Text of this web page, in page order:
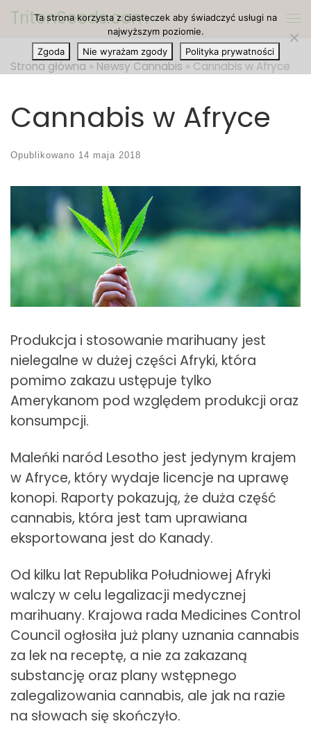
Przejdź do treści
TritonSeeds.com
Strona główna » Newsy Cannabis » Cannabis w Afryce
Cannabis w Afryce
Opublikowano 14 maja 2018
Produkcja i stosowanie marihuany jest
nielegalne w dużej części Afryki, która
pomimo zakazu ustępuje tylko
Amerykanom pod względem produkcji oraz
konsumpcji.
Maleńki naród Lesotho jest jedynym krajem
w Afryce, który wydaje licencje na uprawę
konopi. Raporty pokazują, że duża część
cannabis, która jest tam uprawiana
eksportowana jest do Kanady.
Od kilku lat Republika Południowej Afryki
walczy w celu legalizacji medycznej
marihuany. Krajowa rada Medicines Control
Council ogłosiła już plany uznania cannabis
za lek na receptę, a nie za zakazaną
substancję oraz plany wstępnego
zalegalizowania cannabis, ale jak na razie
na słowach się skończyło.
Ta strona korzysta z ciasteczek aby świadczyć usługi na
najwyższym poziomie.
Zgoda
Nie wyrażam zgody Polityka prywatności